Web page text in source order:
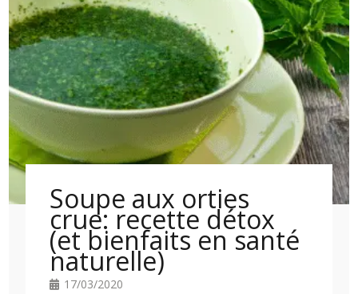
Soupe aux orties
crue: recette détox
(et bienfaits en santé
naturelle)
17/03/2020